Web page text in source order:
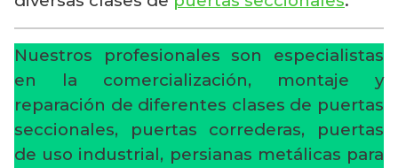
Nuestros profesionales son especialistas
en la comercialización, montaje y
reparación de diferentes clases de puertas
seccionales, puertas correderas, puertas
de uso industrial, persianas metálicas para